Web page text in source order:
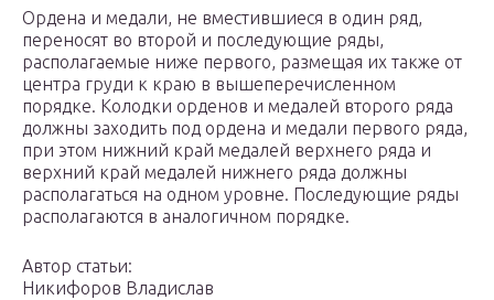
Ордена и медали, не вместившиеся в один ряд,
переносят во второй и последующие ряды,
располагаемые ниже первого, размещая их также от
центра груди к краю в вышеперечисленном
порядке. Колодки орденов и медалей второго ряда
должны заходить под ордена и медали первого ряда,
при этом нижний край медалей верхнего ряда и
верхний край медалей нижнего ряда должны
располагаться на одном уровне. Последующие ряды
располагаются в аналогичном порядке.
Автор статьи:
Никифоров Владислав